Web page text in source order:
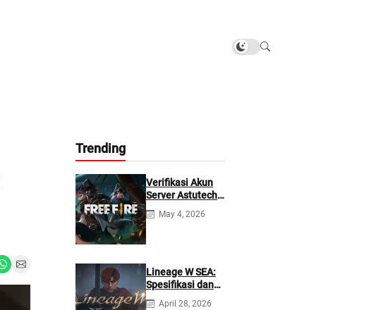
Share on WhatsApp Share on Email
Trending
Verifikasi Akun
Server Astutech
Free Fire Gratis
May 4, 2026
Lineage W SEA:
Spesifikasi dan
Tanggal Rilis
April 28, 2026